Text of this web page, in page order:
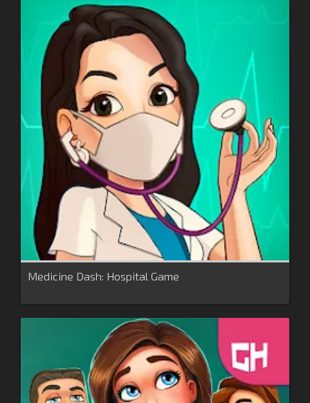
Medicine Dash: Hospital Game